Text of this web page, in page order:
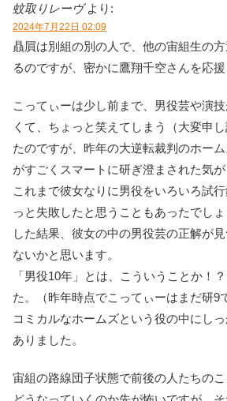
蚊取りレーヴ より:
2024年7月22日 02:09
贔屓は別組の別の人で、他の宙組生の
るのですが、密かに鷹翔千空さんを応援
こってぃーは少し前まで、男役芸や演
くて、ちょっと笑えてしまう（大変申
たのですが、昨年の大逆転裁判のホー
がすごくスマートに研ぎ澄まされた気が
これまで彼女なりに男役をいろいろ試
っと失敗したと思うこともあったでし
した結果、彼女の中の男役芸の正解が
ないかと思います。
「男役10年」とは、こういうことか！
た。（昨年時点でこってぃーはまだ研9
コミカルなホームズという役の中にし
ありました。
宙組の路線団子状態で前後の人たちのこ